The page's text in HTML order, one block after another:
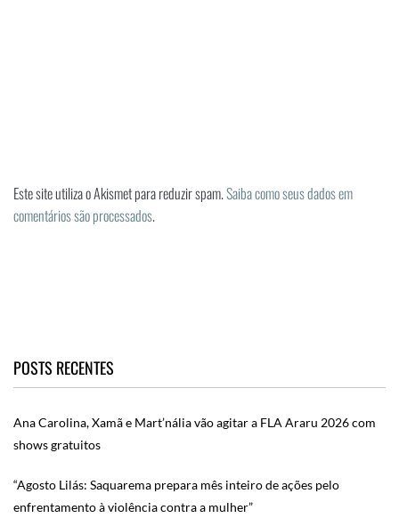
Este site utiliza o Akismet para reduzir spam.Saiba como seus dados em
comentários são processados.
POSTS RECENTES
Ana Carolina, Xamã e Mart’nália vão agitar a FLA Araru 2026 com
shows gratuitos
“Agosto Lilás: Saquarema prepara mês inteiro de ações pelo
enfrentamento à violência contra a mulher”